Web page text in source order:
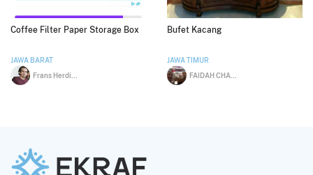
Coffee Filter Paper Storage Box
JAWA BARAT
Bufet Kacang
JAWA TIMUR